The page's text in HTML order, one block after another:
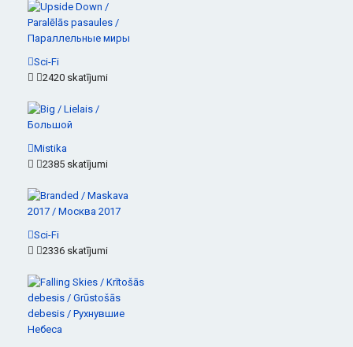
Sci-Fi
2420 skatījumi
Mistika
2385 skatījumi
Sci-Fi
2336 skatījumi